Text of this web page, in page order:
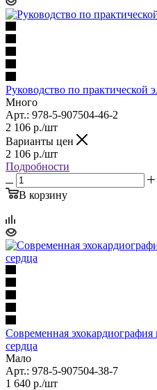
Руководство по практической
Много
Арт.: 978-5-907504-46-2
2 106 р./шт
Варианты цен
2 106 р./шт
Подробности
В корзину
Современная
сердца
Мало
Арт.: 978-5-907504-38-7
1 640 р./шт